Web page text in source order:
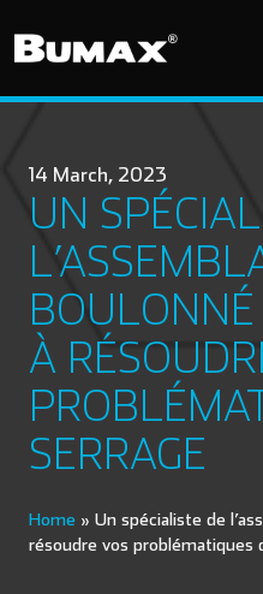
14 March, 2023
UN
À
SERRAGE
Home » Un spécialiste de
résoudre vos problématiques